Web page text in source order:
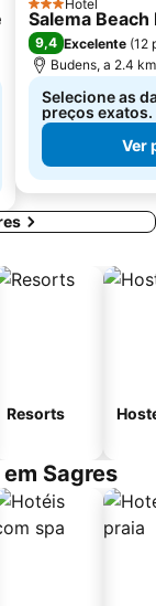
3 Estrelas
Hotel
Salema Beach
9,4 Excelente (12
Budens, a 2.4
Selecione as
preços exatos.
Ver
Resorts
Sagres